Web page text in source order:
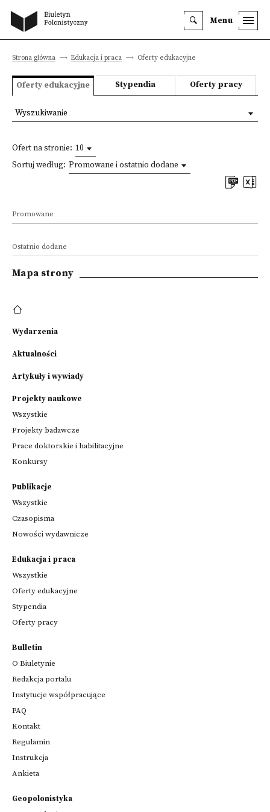
Menu
Strona główna Edukacja i praca Oferty edukacyjne
Oferty edukacyjne Stypendia Oferty pracy
Ofert na stronie: 10
Sortuj według: Promowane i ostatnio dodane
Promowane
Ostatnio dodane
Wyszukiwanie
Mapa strony
Wydarzenia
Aktualności
Artykuły i wywiady
Projekty naukowe
Wszystkie
Projekty badawcze
Prace doktorskie i habilitacyjne
Konkursy
Publikacje
Wszystkie
Czasopisma
Nowości wydawnicze
Edukacja i praca
Wszystkie
Oferty edukacyjne
Stypendia
Oferty pracy
Bulletin
O Biuletynie
Redakcja portalu
Instytucje współpracujące
FAQ
Kontakt
Regulamin
Instrukcja
Ankieta
Geopolonistyka